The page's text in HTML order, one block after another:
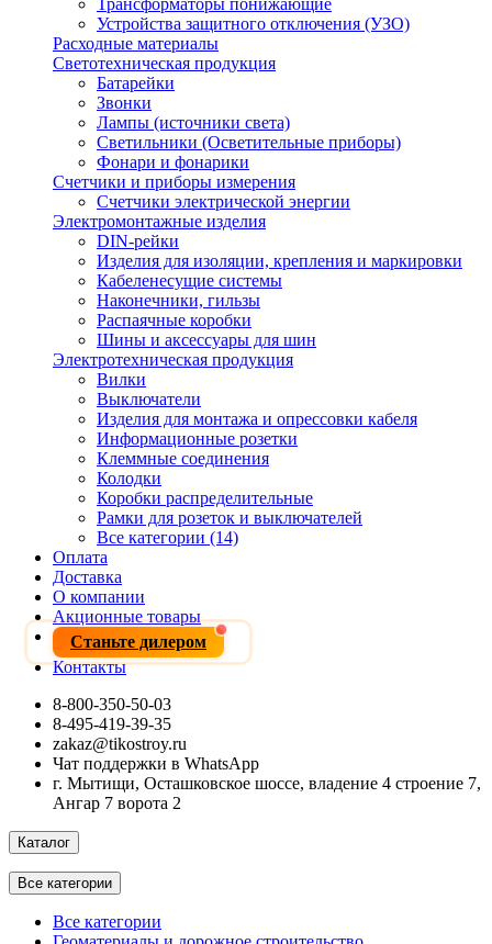
Трансформаторы понижающие
Устройства защитного отключения (УЗО)
Расходные материалы
Светотехническая продукция
Батарейки
Звонки
Лампы (источники света)
Светильники (Осветительные приборы)
Фонари и фонарики
Счетчики и приборы измерения
Счетчики электрической энергии
Электромонтажные изделия
DIN-рейки
Изделия для изоляции, крепления и маркировки
Кабеленесущие системы
Наконечники, гильзы
Распаячные коробки
Шины и аксессуары для шин
Электротехническая продукция
Вилки
Выключатели
Изделия для монтажа и опрессовки кабеля
Информационные розетки
Клеммные соединения
Колодки
Коробки распределительные
Рамки для розеток и выключателей
Все категории (14)
Оплата
Доставка
О компании
Акционные товары
Станьте дилером
Контакты
8-800-350-50-03
8-495-419-39-35
zakaz@tikostroy.ru
Чат поддержки в WhatsApp
г. Мытищи, Осташковское шоссе, владение 4 строение 7,
Ангар 7 ворота 2
Каталог
Все категории
Все категории